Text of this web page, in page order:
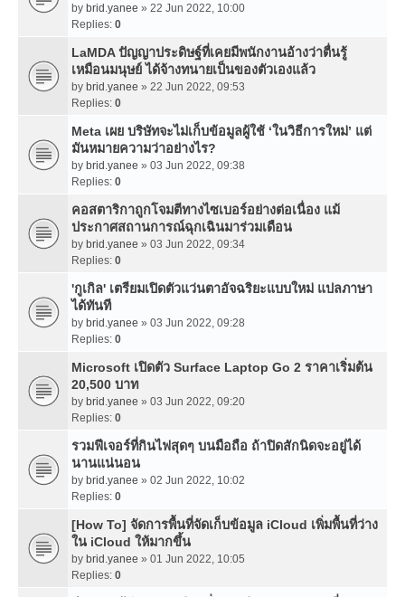
by brid.yanee » 22 Jun 2022, 10:00
Replies: 0
LaMDA ปัญญาประดิษฐ์ที่เคยมีพนักงานอ้างว่าตื่นรู้
เหมือนมนุษย์ ได้จ้างทนายเป็นของตัวเองแล้ว
by brid.yanee » 22 Jun 2022, 09:53
Replies: 0
Meta เผย บริษัทจะไม่เก็บข้อมูลผู้ใช้ ‘ในวิธีการใหม่’ แต่
มันหมายความว่าอย่างไร?
by brid.yanee » 03 Jun 2022, 09:38
Replies: 0
คอสตาริกาถูกโจมตีทางไซเบอร์อย่างต่อเนื่อง แม้
ประกาศสถานการณ์ฉุกเฉินมาร่วมเดือน
by brid.yanee » 03 Jun 2022, 09:34
Replies: 0
'กูเกิล' เตรียมเปิดตัวแว่นตาอัจฉริยะแบบใหม่ แปลภาษา
ได้ทันที
by brid.yanee » 03 Jun 2022, 09:28
Replies: 0
Microsoft เปิดตัว Surface Laptop Go 2 ราคาเริ่มต้น
20,500 บาท
by brid.yanee » 03 Jun 2022, 09:20
Replies: 0
รวมฟีเจอร์ที่กินไฟสุดๆ บนมือถือ ถ้าปิดสักนิดจะอยู่ได้
นานแน่นอน
by brid.yanee » 02 Jun 2022, 10:02
Replies: 0
[How To] จัดการพื้นที่จัดเก็บข้อมูล iCloud เพิ่มพื้นที่ว่าง
ใน iCloud ให้มากขึ้น
by brid.yanee » 01 Jun 2022, 10:05
Replies: 0